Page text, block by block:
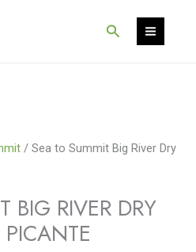
Sök
/ Sea to Summit Big River Dry
BIG RIVER DRY